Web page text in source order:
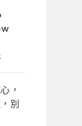
，
別